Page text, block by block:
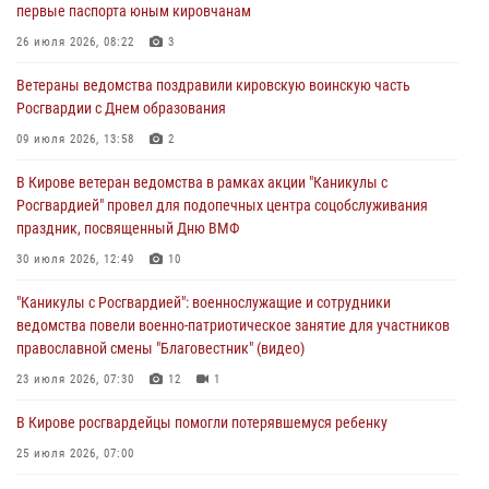
В Росгвардии вспоминают российских воинов, погибших в Первой
мировой войне 1914-1918 годов
В Кирове офицер Росгвардии стал победителем открытого
шахматного турнира
Директор Росгвардии Герой России генерал армии Виктор Золотов
поздравил специалистов подразделений тыла с профессиональным
праздником
первые паспорта юным кировчанам
26 июля 2026, 08:22 3
Ветераны ведомства поздравили кировскую воинскую часть
Росгвардии с Днем образования
09 июля 2026, 13:58 2
В Кирове ветеран ведомства в рамках акции "Каникулы с
Росгвардией" провел для подопечных центра соцобслуживания
праздник, посвященный Дню ВМФ
30 июля 2026, 12:49 10
"Каникулы с Росгвардией": военнослужащие и сотрудники
ведомства повели военно-патриотическое занятие для участников
православной смены "Благовестник" (видео)
23 июля 2026, 07:30 12 1
В Кирове росгвардейцы помогли потерявшемуся ребенку
25 июля 2026, 07:00